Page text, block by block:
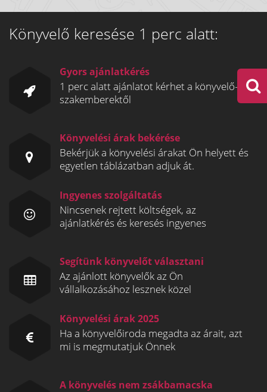
Könyvelő keresése 1 perc alatt:
Gyors ajánlatkérés
1 perc alatt ajánlatot kérhet a könyvelő-
szakemberektől
Könyvelési árak bekérése
Bekérjük a könyvelési árakat Ön helyett és
egyetlen táblázatban adjuk át.
Ingyenes szolgáltatás
Nincsenek rejtett költségek, az
ajánlatkérés és keresés ingyenes
Segítünk könyvelőt választani
Az ajánlott könyvelők az Ön
vállalkozásához lesznek közel
Könyvelési árak 2025
Ha a könyvelőiroda megadta az árait, azt
mi is megmutatjuk Önnek
A könyvelés nem zsákbamacska